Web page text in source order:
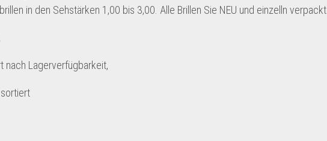
in den Sehstärken 1,00 bis 3,00. Alle Brillen Sie NEU und einzelln verpackt.
nach Lagerverfügbarkeit,